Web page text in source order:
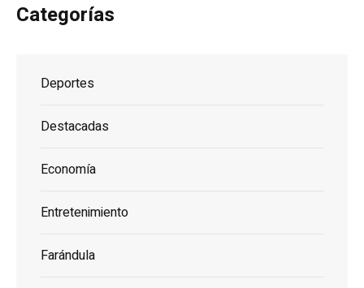
Categorías
Deportes
Destacadas
Economía
Entretenimiento
Farándula